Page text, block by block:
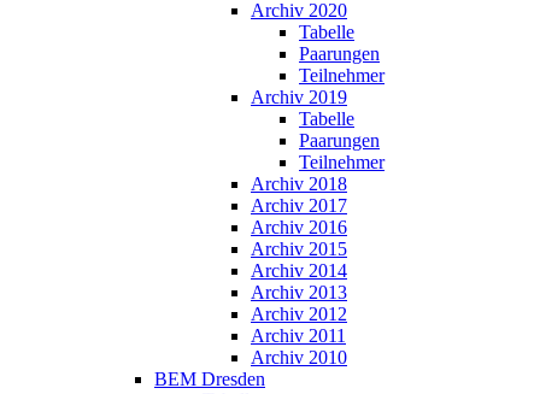
Archiv 2020
Tabelle
Paarungen
Teilnehmer
Archiv 2019
Tabelle
Paarungen
Teilnehmer
Archiv 2018
Archiv 2017
Archiv 2016
Archiv 2015
Archiv 2014
Archiv 2013
Archiv 2012
Archiv 2011
Archiv 2010
BEM Dresden